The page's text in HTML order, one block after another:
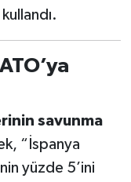
savunma
“İspanya
yüzde 5’ini